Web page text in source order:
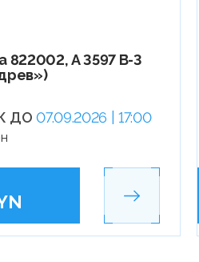
822002, А 3597 В-3
ДО 07.09.2026 | 17:00